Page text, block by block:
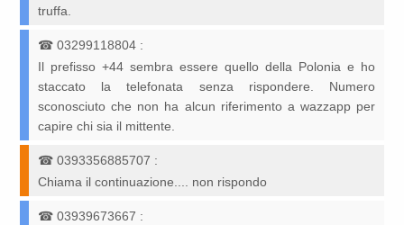
truffa.
☎03299118804 :
Il prefisso +44 sembra essere quello della Polonia e ho
staccato la telefonata senza rispondere. Numero
sconosciuto che non ha alcun riferimento a wazzapp per
capire chi sia il mittente.
☎0393356885707 :
Chiama il continuazione.... non rispondo
☎03939673667 :